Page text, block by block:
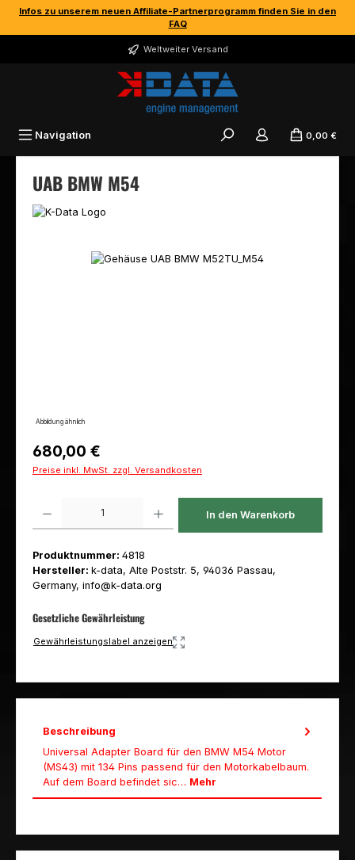
Zum Hauptinhalt springen
Infos zu unserem neuen Affiliate-Partnerprogramm finden Sie in den
FAQ
Weltweiter Versand
Navigation 0,00 €
UAB BMW M54
Bildergalerie überspringen
Abbildung ähnlich
Regulärer Preis:
680,00 €
Preise inkl. MwSt. zzgl. Versandkosten
In den Warenkorb
Produktnummer: 4818
Hersteller: k-data, Alte Poststr. 5, 94036 Passau,
Germany, info@k-data.org
Gesetzliche Gewährleistung
Gewährleistungslabel anzeigen
Beschreibung
Universal Adapter Board für den BMW M54 Motor
(MS43) mit 134 Pins passend für den Motorkabelbaum.
Auf dem Board befindet sic… Mehr